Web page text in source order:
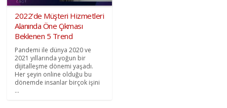
2022’de Müşteri Hizmetleri
Alanında Öne Çıkması
Beklenen 5 Trend
Pandemi ile dünya 2020 ve
2021 yıllarında yoğun bir
dijitalleşme dönemi yaşadı.
Her şeyin online olduğu bu
dönemde insanlar birçok işini
...